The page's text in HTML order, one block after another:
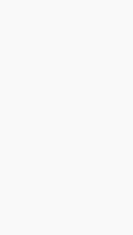
de